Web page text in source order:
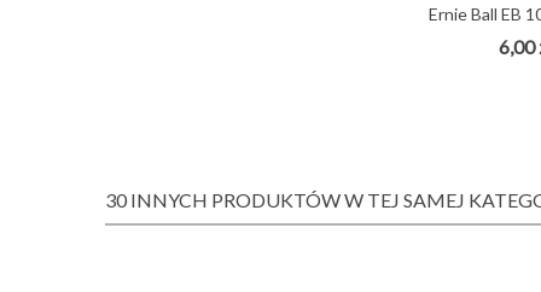
Ernie Ball EB
6,00
30 INNYCH PRODUKTÓW W TEJ SAMEJ